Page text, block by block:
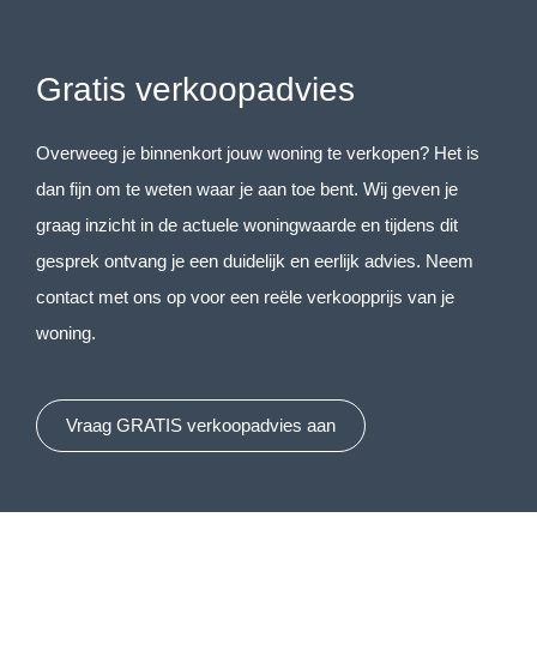
Gratis verkoopadvies
Overweeg je binnenkort jouw woning te verkopen? Het is
dan fijn om te weten waar je aan toe bent. Wij geven je
graag inzicht in de actuele woningwaarde en tijdens dit
gesprek ontvang je een duidelijk en eerlijk advies. Neem
contact met ons op voor een reële verkoopprijs van je
woning.
Vraag GRATIS verkoopadvies aan